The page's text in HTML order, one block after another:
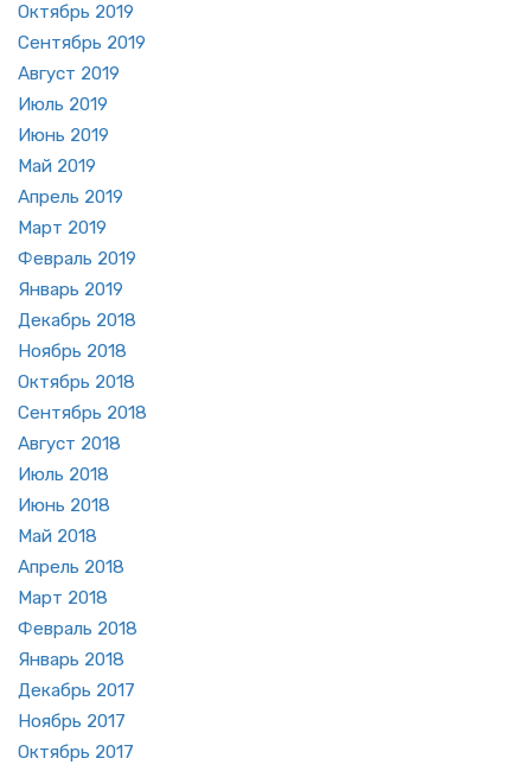
Ок­тябрь 2019
Сен­тябрь 2019
Ав­густ 2019
Июль 2019
Июнь 2019
Май 2019
Ап­рель 2019
Март 2019
Фев­раль 2019
Ян­варь 2019
Де­кабрь 2018
Но­ябрь 2018
Ок­тябрь 2018
Сен­тябрь 2018
Ав­густ 2018
Июль 2018
Июнь 2018
Май 2018
Ап­рель 2018
Март 2018
Фев­раль 2018
Ян­варь 2018
Де­кабрь 2017
Но­ябрь 2017
Ок­тябрь 2017